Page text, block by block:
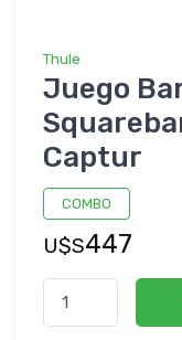
Thule
Juego
Captur
COMBO
U$S447